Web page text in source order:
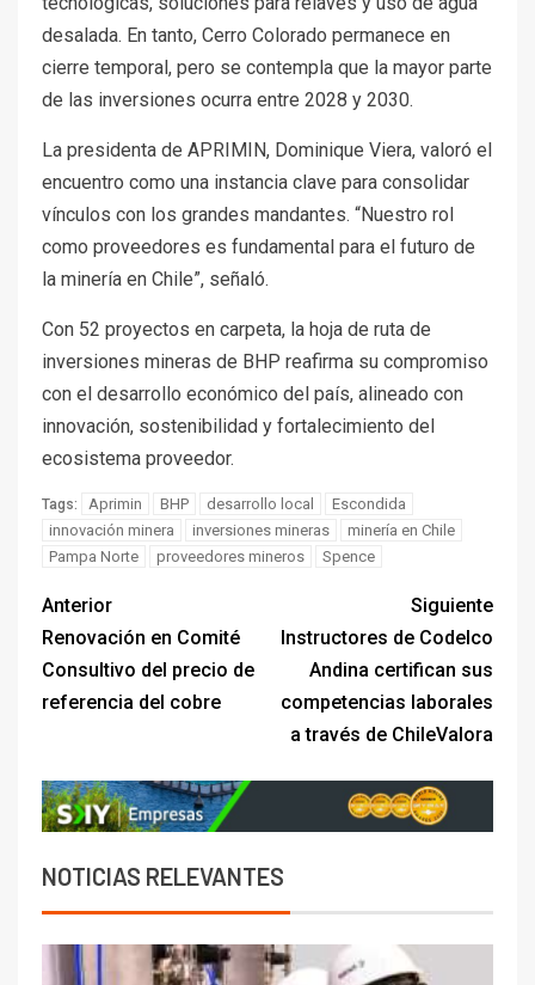
desalada. En tanto, Cerro Colorado permanece en
cierre temporal, pero se contempla que la mayor parte
de las inversiones ocurra entre 2028 y 2030.
La presidenta de APRIMIN, Dominique Viera, valoró el
encuentro como una instancia clave para consolidar
vínculos con los grandes mandantes. “Nuestro rol
como proveedores es fundamental para el futuro de
la minería en Chile”, señaló.
Con 52 proyectos en carpeta, la hoja de ruta de
inversiones mineras de BHP reafirma su compromiso
con el desarrollo económico del país, alineado con
innovación, sostenibilidad y fortalecimiento del
ecosistema proveedor.
Tags: Aprimin BHP desarrollo local
Escondida
innovación minera
inversiones mineras
minería en Chile
Pampa Norte
proveedores mineros Spence
Anterior
Renovación en Comité
Consultivo del precio de
referencia del cobre
Siguiente
Instructores de Codelco
Andina certifican sus
competencias laborales
a través de ChileValora
NOTICIAS RELEVANTES